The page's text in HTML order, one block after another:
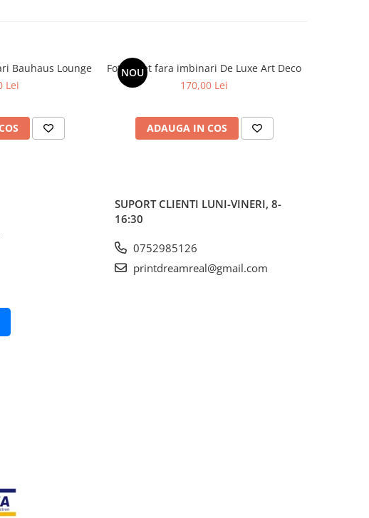
Bauhaus Lounge
Lei
NOU
Fototapet fara imbinari De Luxe Art Deco
170,00 Lei
ADAUGA IN COS
SUPORT CLIENTI LUNI-VINERI, 8-
16:30
0752985126
printdreamreal@gmail.com